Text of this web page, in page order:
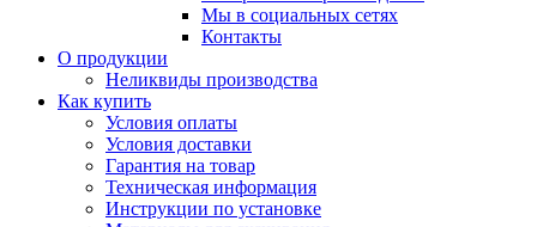
Мы в социальных сетях
Контакты
О продукции
Неликвиды производства
Как купить
Условия оплаты
Условия доставки
Гарантия на товар
Техническая информация
Инструкции по установке